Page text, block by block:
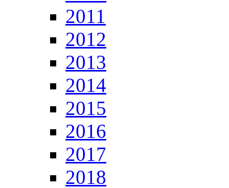
2011
2012
2013
2014
2015
2016
2017
2018